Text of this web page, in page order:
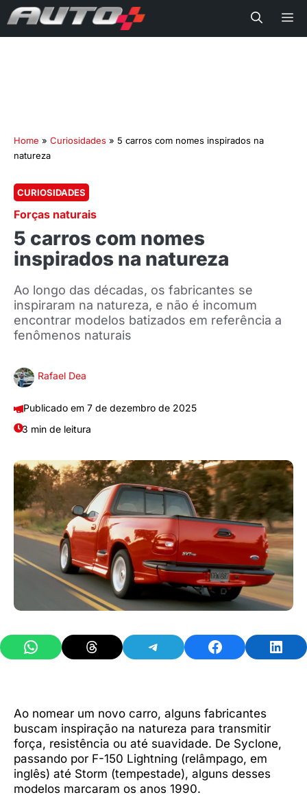
Home » Curiosidades » 5 carros com nomes inspirados na
natureza
CURIOSIDADES
Forças naturais
5 carros com nomes
inspirados na natureza
Ao longo das décadas, os fabricantes se
inspiraram na natureza, e não é incomum
encontrar modelos batizados em referência a
fenômenos naturais
Rafael Dea
7 de dezembro de 2025
3 min de leitura
Share on WhatsAppShare on ThreadsShare on TelegramShare on Facebook
Ao nomear um novo carro, alguns fabricantes
buscam inspiração na natureza para transmitir
força, resistência ou até suavidade. De Syclone,
passando por F-150 Lightning (relâmpago, em
inglês) até Storm (tempestade), alguns desses
modelos marcaram os anos 1990.